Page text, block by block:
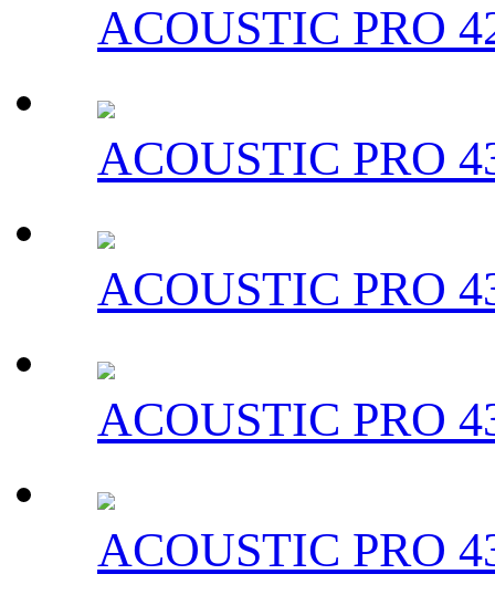
ACOUSTIC PRO
ACOUSTIC PRO
ACOUSTIC PRO
ACOUSTIC PRO
ACOUSTIC PRO